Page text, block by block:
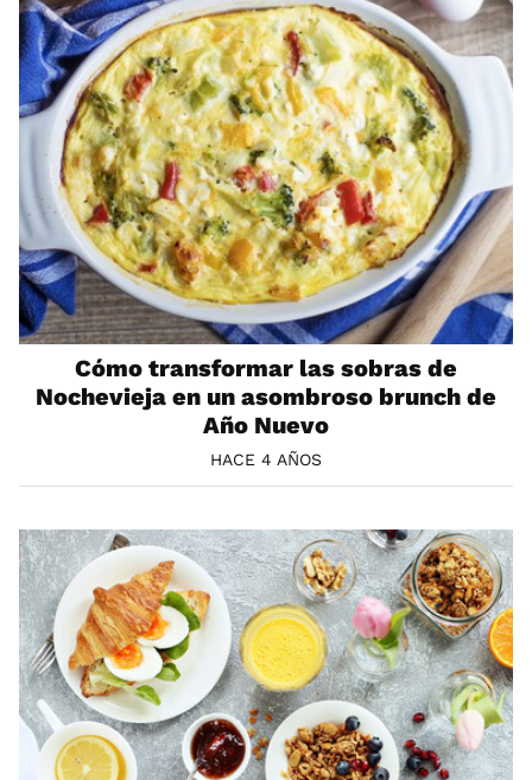
Cómo transformar las sobras de
Nochevieja en un asombroso brunch de
Año Nuevo
HACE 4 AÑOS